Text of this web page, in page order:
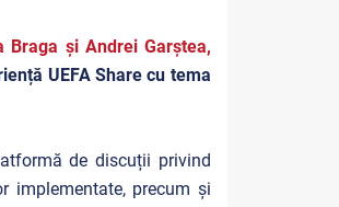
Braga și Andrei Garștea,
UEFA Share cu tema
de discuții privind
implementate, precum și